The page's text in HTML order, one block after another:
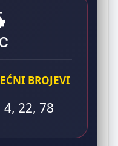
BROJEVI
4, 22, 78